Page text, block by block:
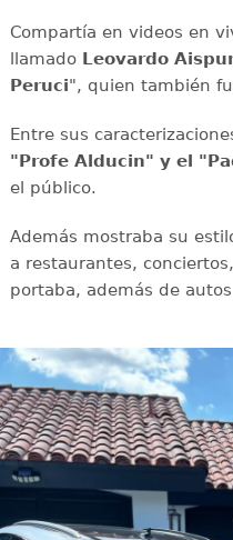
Compartía en videos en
llamadoLeovardo
Peruci", quien también
Entre sus
"Profe Alducin" y el
el público.
Además mostraba su
a restaurantes,
portaba, además de